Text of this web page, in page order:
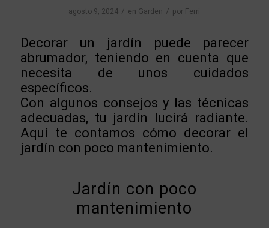
agosto 9, 2024 / en Garden / por Ferri
Decorar un jardín puede parecer
abrumador, teniendo en cuenta que
necesita de unos cuidados
específicos.
Con algunos consejos y las técnicas
adecuadas, tu jardín lucirá radiante.
Aquí te contamos cómo decorar el
jardín con poco mantenimiento.
Jardín con poco
mantenimiento